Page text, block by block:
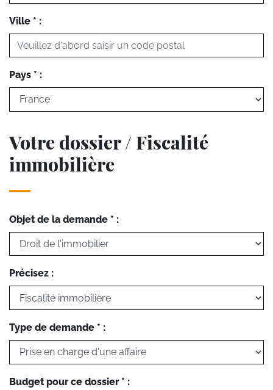
Ville * :
Pays * :
Votre dossier / Fiscalité
immobilière
Objet de la demande * :
Précisez :
Type de demande * :
Budget pour ce dossier * :